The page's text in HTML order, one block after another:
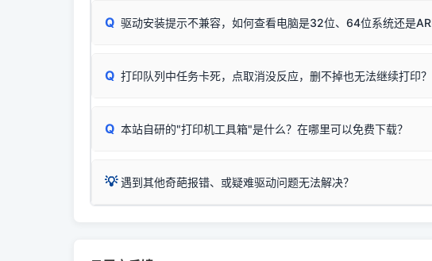
：Epson L4266、L4268、L4269等属于同系列，官方驱
：Canon G3820、G3821、G3860等属于同系列，官方驱
✅ 建议首先自查：打印机本身是否支持WiFi/无线或有线网络
检查操作面板上是否有类似无线/WiFi的图标或按键；
若打印机本身带有网口/WiFi，请直接将其配置为网络打印模式。
（备选方案）通过"网络打印共享器"硬件可直接将传统USB打印机升级
Q 驱动安装提示不兼容，如何查看电脑是32位、64位系统还是
系统位数与架构类型。
观、快速地查看到当前的操作系统
⚠️ ARM架构笔记本提醒：若您的电脑是搭载骁龙处理器的超薄
X86/X64 驱动将无法兼容，必须联系官方寻求专门的 ARM 专用
Q 打印队列中任务卡死，点取消没反应，删不掉也无法继续打印？
进入左侧「安装维护」
在系统工具模块下，点击【清空
Q 本站自研的"打印机工具箱"是什么？在哪里可以免费下载？
一键重启打印服务，清除各种顽固卡死、无法删除的打印队列；
智能扫描并查看打印机当前的真实硬件端口；
💡 遇到其他奇葩报错、或疑难驱动问题无法解决？